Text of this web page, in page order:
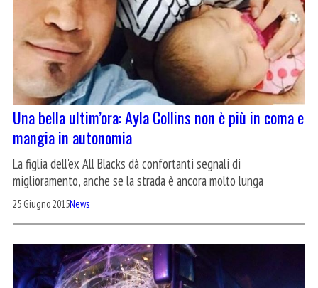
Una bella ultim’ora: Ayla Collins non è più in coma e
mangia in autonomia
La figlia dell'ex All Blacks dà confortanti segnali di
miglioramento, anche se la strada è ancora molto lunga
25 Giugno 2015News